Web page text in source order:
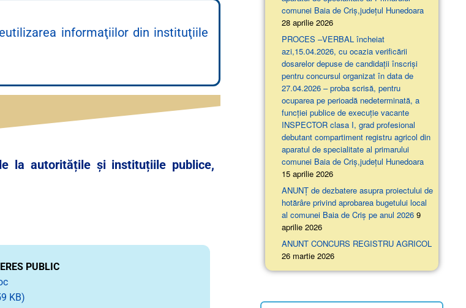
informaţiilor din instituţiile
la autoritățile și instituțiile publice,
PUBLIC
KB)
comunei Baia de Criș,județul Hunedoara
28 aprilie 2026
PROCES –VERBAL încheiat
azi,15.04.2026, cu ocazia verificării
dosarelor depuse de candidații înscriși
pentru concursul organizat în data de
27.04.2026 – proba scrisă, pentru
ocuparea pe perioadă nedeterminată, a
funcției publice de execuție vacante
INSPECTOR clasa I, grad profesional
debutant compartiment registru agricol din
aparatul de specialitate al primarului
comunei Baia de Criș,județul Hunedoara
15 aprilie 2026
ANUNȚ de dezbatere asupra proiectului de
hotărâre privind aprobarea bugetului local
al comunei Baia de Criș pe anul 2026 9
aprilie 2026
ANUNT CONCURS REGISTRU AGRICOL
26 martie 2026